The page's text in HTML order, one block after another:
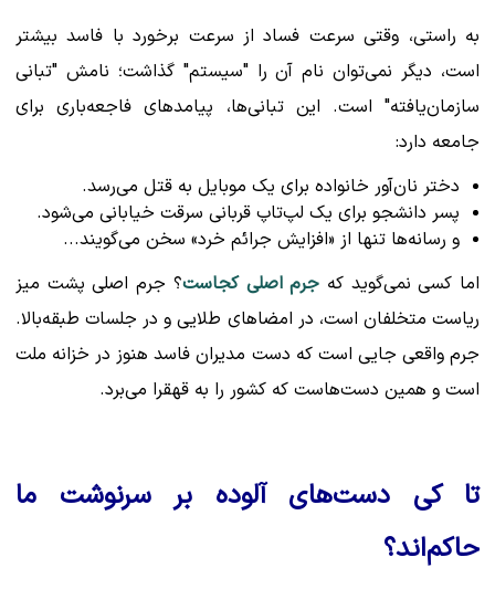
به راستی، وقتی سرعت فساد از سرعت برخورد با فاسد بیشتر
است، دیگر نمی‌توان نام آن را "سیستم" گذاشت؛ نامش "تبانی
سازمان‌یافته" است. این تبانی‌ها، پیامدهای فاجعه‌باری برای
جامعه دارد:
دختر نان‌آور خانواده برای یک موبایل به قتل می‌رسد.
پسر دانشجو برای یک لپ‌تاپ قربانی سرقت خیابانی می‌شود.
و رسانه‌ها تنها از «افزایش جرائم خرد» سخن می‌گویند...
اما کسی نمی‌گوید که جرم اصلی کجاست؟ جرم اصلی پشت میز
ریاست متخلفان است، در امضاهای طلایی و در جلسات طبقه‌بالا.
جرم واقعی جایی است که دست مدیران فاسد هنوز در خزانه ملت
است و همین دست‌هاست که کشور را به قهقرا می‌برد.
تا کی دست‌های آلوده بر سرنوشت ما
حاکم‌اند؟